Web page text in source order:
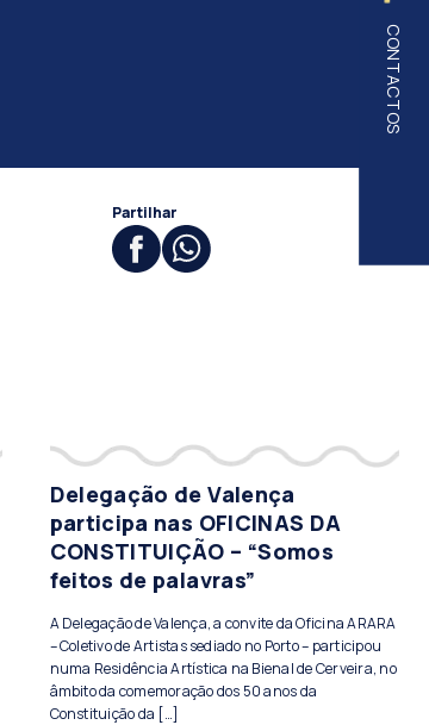
CONTACTOS
Partilhar
Delegação de Valença
participa nas OFICINAS DA
CONSTITUIÇÃO – “Somos
feitos de palavras”
A Delegação de Valença, a convite da Oficina ARARA
– Coletivo de Artistas sediado no Porto – participou
numa Residência Artística na Bienal de Cerveira, no
âmbito da comemoração dos 50 anos da
Constituição da […]